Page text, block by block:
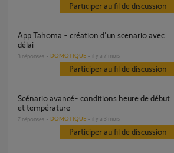
Participer au fil de discussion
App Tahoma - création d'un scenario avec
délai
3 réponses DOMOTIQUE il y a 7 mois
Participer au fil de discussion
Scénario avancé- conditions heure de début
et température
7 réponses DOMOTIQUE il y a 3 mois
Participer au fil de discussion